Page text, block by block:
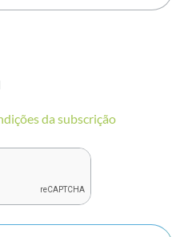
da subscrição